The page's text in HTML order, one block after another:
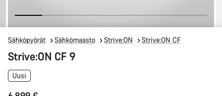
Sähköpyörät Sähkömaasto Strive:ON Strive:ON CF
Strive:ON CF 9
Uusi